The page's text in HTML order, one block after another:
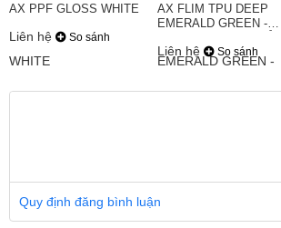
AX PPF GLOSS WHITE
Liên hệ So sánh
AX FLIM TPU DEEP
EMERALD GREEN -
Liên hệ So sánh
Quy định đăng bình luận